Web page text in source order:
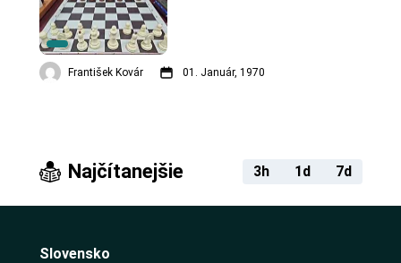
František Kovár 01. Január, 1970
Najčítanejšie 3h 1d 7d
Slovensko